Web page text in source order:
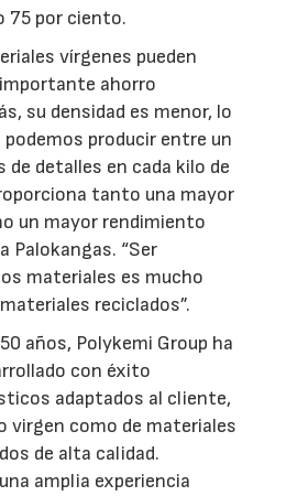
75 por ciento.
vírgenes pueden
ahorro
su densidad es menor, lo
podemos producir entre un
de detalles en cada kilo de
tanto una mayor
un mayor rendimiento
Palokangas. “Ser
materiales es mucho
reciclados”.
años, Polykemi Group ha
con éxito
adaptados al cliente,
virgen como de materiales
de alta calidad.
amplia experiencia